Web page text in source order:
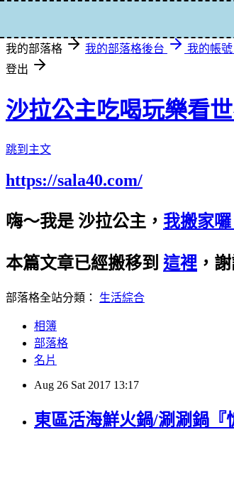
我的部落格 我的部落格後台
我的帳號
登出
沙拉公主吃喝玩樂看
跳到主文
https://sala40.com/
嗨～我是 沙拉公主， 我搬家囉
本篇文章已經搬移到 這裡 ，
部落格全站分類： 生活綜合
相簿
部落格
名片
Aug 26 Sat 2017 13:17
東區活海鮮火鍋/涮涮鍋